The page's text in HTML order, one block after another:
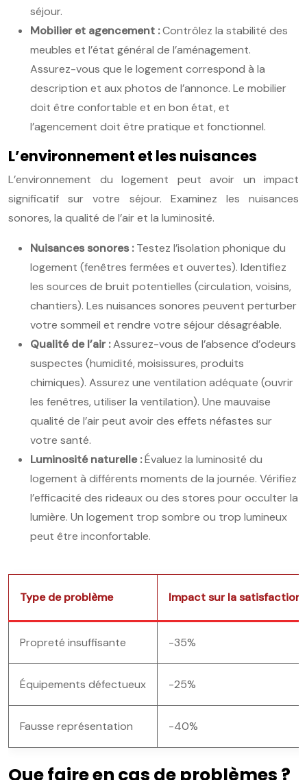
séjour.
Mobilier et agencement :Contrôlez la stabilité des
meubles et l’état général de l’aménagement.
Assurez-vous que le logement correspond à la
description et aux photos de l’annonce. Le mobilier
doit être confortable et en bon état, et
l’agencement doit être pratique et fonctionnel.
L’environnement et les nuisances
L’environnement du logement peut avoir un impact
significatif sur votre séjour. Examinez les nuisances
sonores, la qualité de l’air et la luminosité.
Nuisances sonores :Testez l’isolation phonique du
logement (fenêtres fermées et ouvertes). Identifiez
les sources de bruit potentielles (circulation, voisins,
chantiers). Les nuisances sonores peuvent perturber
votre sommeil et rendre votre séjour désagréable.
Qualité de l’air :Assurez-vous de l’absence d’odeurs
suspectes (humidité, moisissures, produits
chimiques). Assurez une ventilation adéquate (ouvrir
les fenêtres, utiliser la ventilation). Une mauvaise
qualité de l’air peut avoir des effets néfastes sur
votre santé.
Luminosité naturelle :Évaluez la luminosité du
logement à différents moments de la journée. Vérifiez
l’efficacité des rideaux ou des stores pour occulter la
lumière. Un logement trop sombre ou trop lumineux
peut être inconfortable.
Type de problème Impact sur la satisfaction
Propreté insuffisante -35%
Équipements défectueux -25%
Fausse représentation -40%
Que faire en cas de problèmes ?